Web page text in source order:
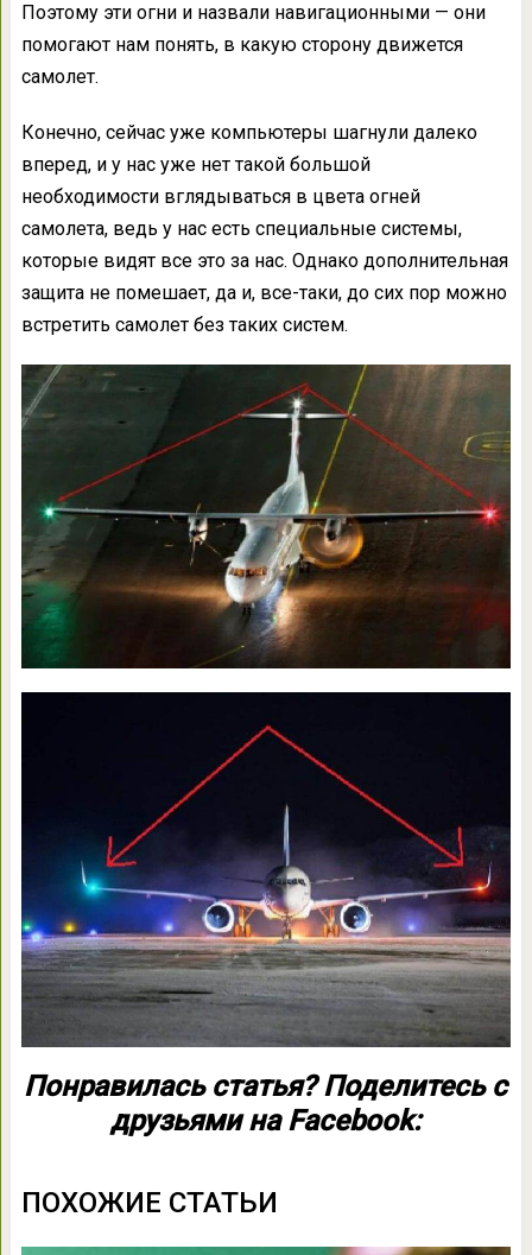
Поэтому эти огни и назвали навигационными — они
помогают нам понять, в какую сторону движется
самолет.
Конечно, сейчас уже компьютеры шагнули далеко
вперед, и у нас уже нет такой большой
необходимости вглядываться в цвета огней
самолета, ведь у нас есть специальные системы,
которые видят все это за нас. Однако дополнительная
защита не помешает, да и, все-таки, до сих пор можно
встретить самолет без таких систем.
Понравилась статья? Поделитесь с
друзьями на Facebook:
ПОХОЖИЕ СТАТЬИ